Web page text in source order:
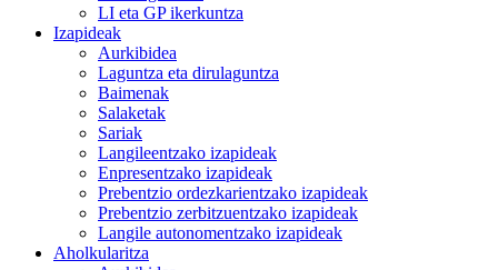
LI eta GP ikerkuntza
Izapideak
Aurkibidea
Laguntza eta dirulaguntza
Baimenak
Salaketak
Sariak
Langileentzako izapideak
Enpresentzako izapideak
Prebentzio ordezkarientzako izapideak
Prebentzio zerbitzuentzako izapideak
Langile autonomentzako izapideak
Aholkularitza